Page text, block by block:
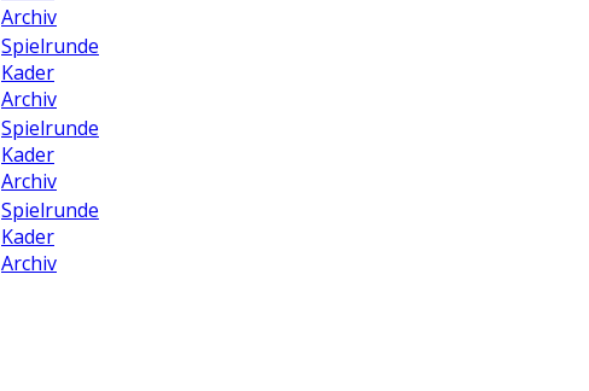
Archiv
Spielrunde
Kader
Archiv
Spielrunde
Kader
Archiv
Spielrunde
Kader
Archiv